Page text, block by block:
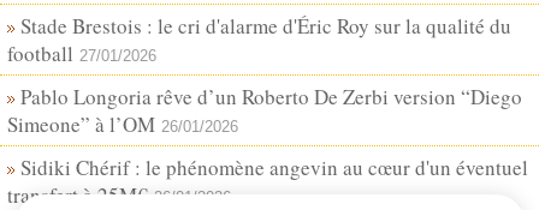
Stade Brestois : le cri d'alarme d'Éric Roy sur la qualité du
football 27/01/2026
Pablo Longoria rêve d’un Roberto De Zerbi version “Diego
Simeone” à l’OM 26/01/2026
Sidiki Chérif : le phénomène angevin au cœur d'un éventuel
transfert à 25M€ 26/01/2026